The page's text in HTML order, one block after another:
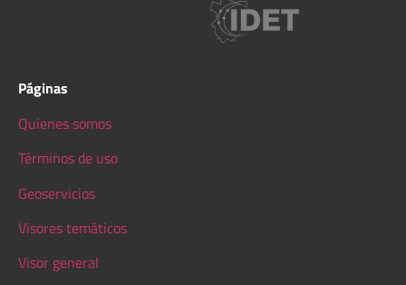
Páginas
Quienes somos
Términos de uso
Geoservicios
Visores temáticos
Visor general